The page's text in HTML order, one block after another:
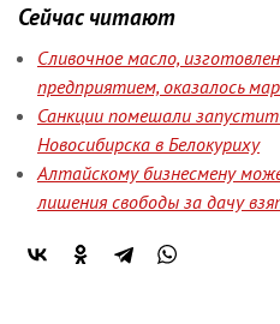
Сейчас читают
Сливочное масло,
предприятием, оказалось
Санкции помешали
Новосибирска в Белокуриху
Алтайскому бизнесмену
лишения свободы за дачу